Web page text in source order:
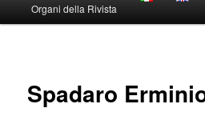
Organi della Rivista
Spadaro